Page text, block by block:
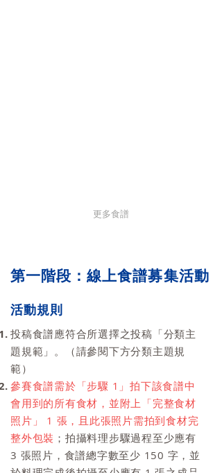
更多食譜
第一階段：線上食譜募集活動
活動規則
投稿食譜應符合所選擇之投稿「分類主
題規範」。（請參閱下方分類主題規
範）
參賽食譜需於「步驟 1」拍下該食譜中
會用到的所有食材，並附上「完整食材
照片」 1 張，且此張照片需拍到食材完
整外包裝 ；拍攝料理步驟過程至少應有
3 張照片，食譜總字數至少 150 字，並